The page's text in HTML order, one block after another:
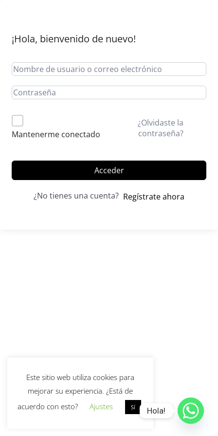
¡Hola, bienvenido de nuevo!
Mantenerme conectado
¿Olvidaste la
contraseña?
Acceder
¿No tienes una cuenta? Regístrate ahora
Este sitio web utiliza cookies para
mejorar su experiencia. ¿Está de
acuerdo con esto?
Ajustes Sí Hola!